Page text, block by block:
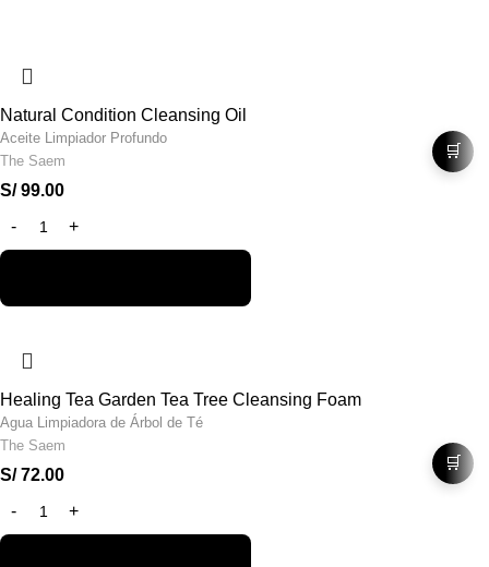
Natural Condition Cleansing Oil
Aceite Limpiador Profundo
The Saem
S/99.00
🛒
Healing Tea Garden Tea Tree Cleansing Foam
Agua Limpiadora de Árbol de Té
The Saem
S/72.00
🛒